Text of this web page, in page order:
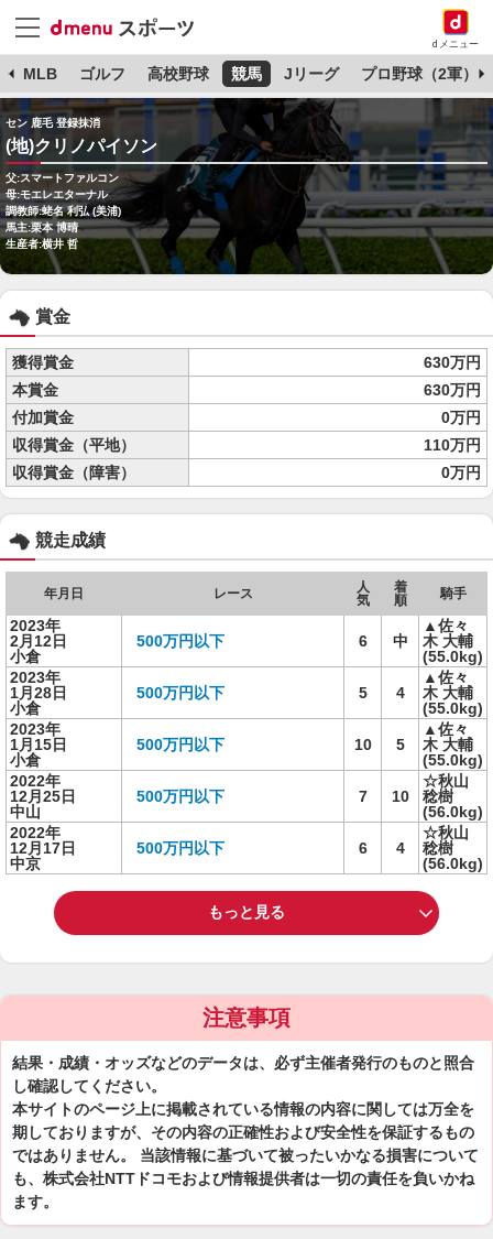
dメニュー
MLB ゴルフ 高校野球 競馬 Jリーグ プロ野球（2軍）
セン 鹿毛 登録抹消
(地)クリノパイソン
父:スマートファルコン
母:モエレエターナル
調教師:蛯名 利弘 (美浦)
馬主:栗本 博晴
生産者:横井 哲
賞金
獲得賞金
630万円
本賞金
630万円
付加賞金
0万円
収得賞金（平地）
110万円
収得賞金（障害）
0万円
競走成績
年月日 レース
人
気
着
順
騎手
2023年
2月12日
小倉
500万円以下 6 中
▲佐々
木 大輔
(55.0kg)
2023年
1月28日
小倉
500万円以下 5 4
▲佐々
木 大輔
(55.0kg)
2023年
1月15日
小倉
500万円以下 10 5
▲佐々
木 大輔
(55.0kg)
2022年
12月25日
中山
500万円以下 7 10
☆秋山
稔樹
(56.0kg)
2022年
12月17日
中京
500万円以下 6 4
☆秋山
稔樹
(56.0kg)
もっと見る
注意事項
結果・成績・オッズなどのデータは、必ず主催者発行のものと照合
し確認してください。
本サイトのページ上に掲載されている情報の内容に関しては万全を
期しておりますが、その内容の正確性および安全性を保証するもの
ではありません。 当該情報に基づいて被ったいかなる損害について
も、株式会社NTTドコモおよび情報提供者は一切の責任を負いかね
ます。